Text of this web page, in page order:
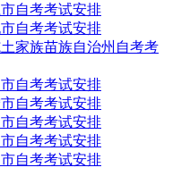
自考考试安排
自考考试安排
家族苗族自治州自考考
自考考试安排
自考考试安排
自考考试安排
自考考试安排
自考考试安排